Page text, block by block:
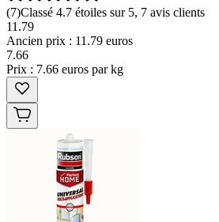
(7)Classé 4.7 étoiles sur 5, 7 avis clients
11.79
Ancien prix : 11.79 euros
7.66
Prix : 7.66 euros par kg